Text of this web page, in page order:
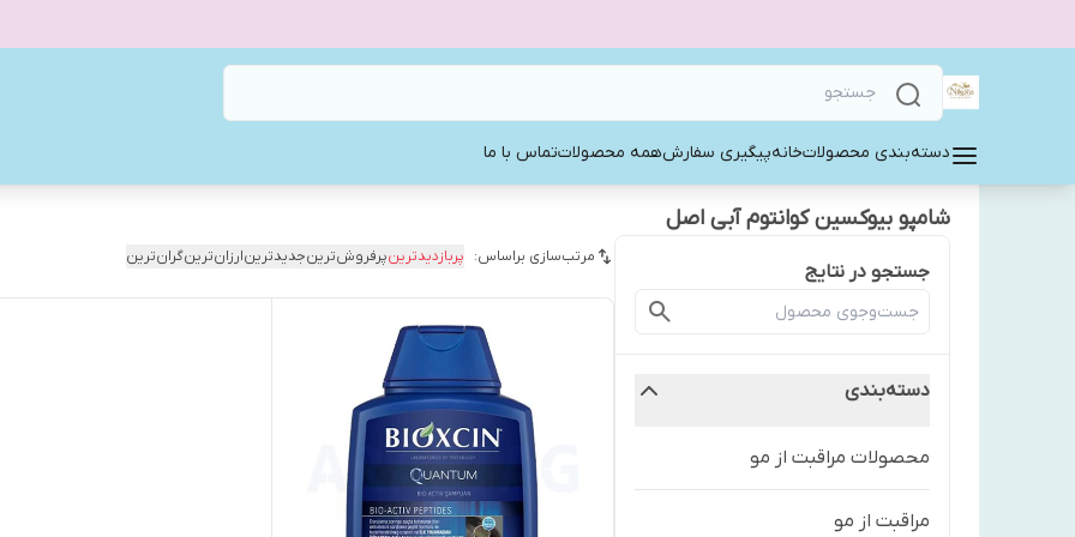
دسته‌بندی محصولاتخانهپیگیری سفارشهمه محصولاتتماس با ما
شامپو بیوکسین کوانتوم آبی اصل
جستجو در نتایج
دسته‌بندی
محصولات مراقبت از مو
مراقبت از مو
مرتب‌سازی براساس: پربازدیدترینپرفروش‌ترینجدیدترینارزان‌ترینگران‌ترین